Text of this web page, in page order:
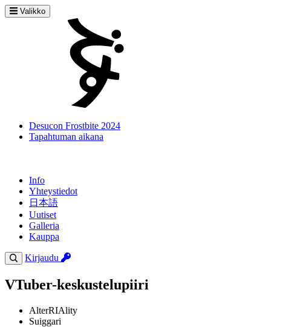
Valikko
Desucon Frostbite 2024
Tapahtuman aikana
Info
Yhteystiedot
日本語
Uutiset
Galleria
Kauppa
Kirjaudu
VTuber-keskustelupiiri
AlterRIAlity
Suiggari